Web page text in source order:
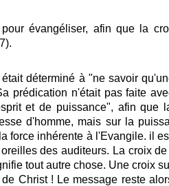
évangéliser, afin que la
était déterminé à "ne savoir
prédication n'était pas faite
et de puissance", afin que
d'homme, mais sur la
force inhérente à l'Evangile. il
des auditeurs. La croix
tout autre chose. Une croix
Christ ! Le message reste